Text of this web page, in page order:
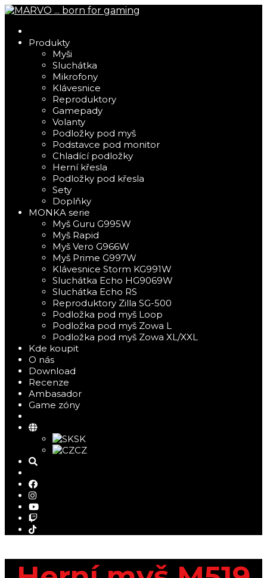
Produkty
Myši
Sluchátka
Mikrofony
Klávesnice
Reproduktory
Gamepady
Volanty
Podložky pod myš
Podstavce pod monitor
Chladící podložky
Herní křesla
Podložky pod křesla
Sety
Doplňky
MONKA serie
Myš Guru G995W
Myš Rapid
Myš Vero G966W
Myš Prime G997W
Klávesnice Storm KG991W
Sluchátka Echo HG9069W
Sluchátka Echo RS
Reproduktory Zilla SG-500
Podložka pod myš Loop
Podložka pod myš Zowa L
Podložka pod myš Zowa XL/XXL
Kde koupit
O nás
Download
Recenze
Ambasador
Game zóny
SK
CZ